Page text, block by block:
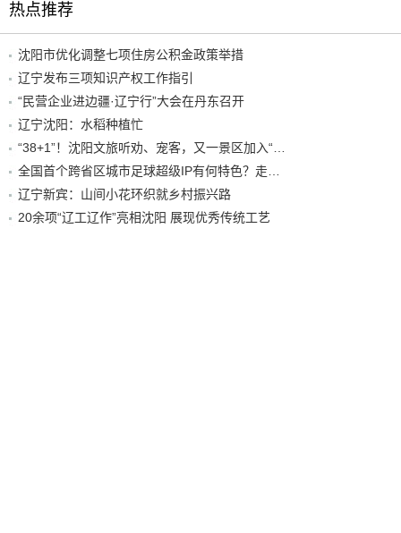
热点推荐
沈阳市优化调整七项住房公积金政策举措
辽宁发布三项知识产权工作指引
“民营企业进边疆·辽宁行”大会在丹东召开
辽宁沈阳：水稻种植忙
辽宁新宾：山间小花环织就乡村振兴路
20余项“辽工辽作”亮相沈阳 展现优秀传统工艺